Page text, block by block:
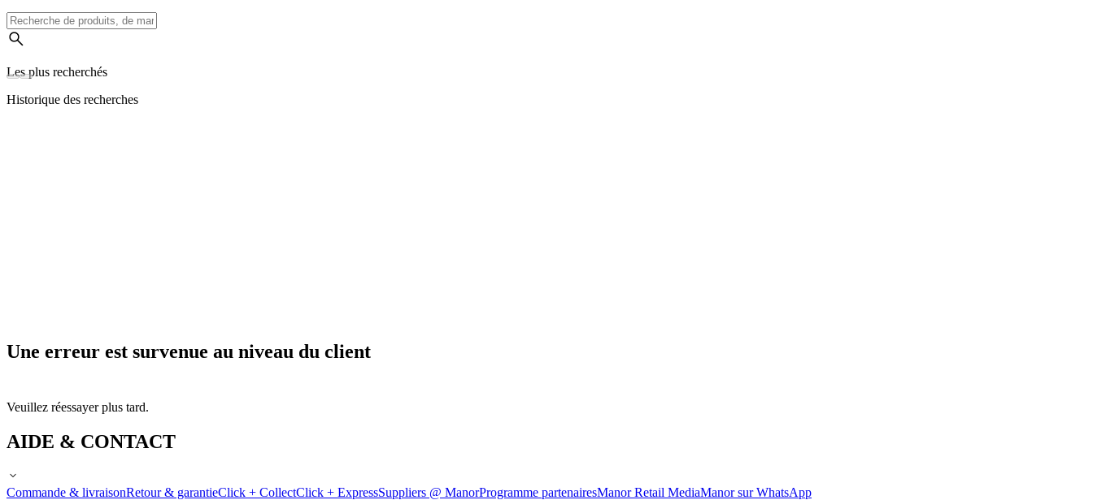
Les plus recherchés
Historique des recherches
Une erreur est survenue au niveau du client
Veuillez réessayer plus tard.
AIDE & CONTACT
Commande & livraisonRetour & garantieClick + CollectClick + ExpressSuppliers @ ManorProgramme partenairesManor Retail MediaManor sur WhatsApp